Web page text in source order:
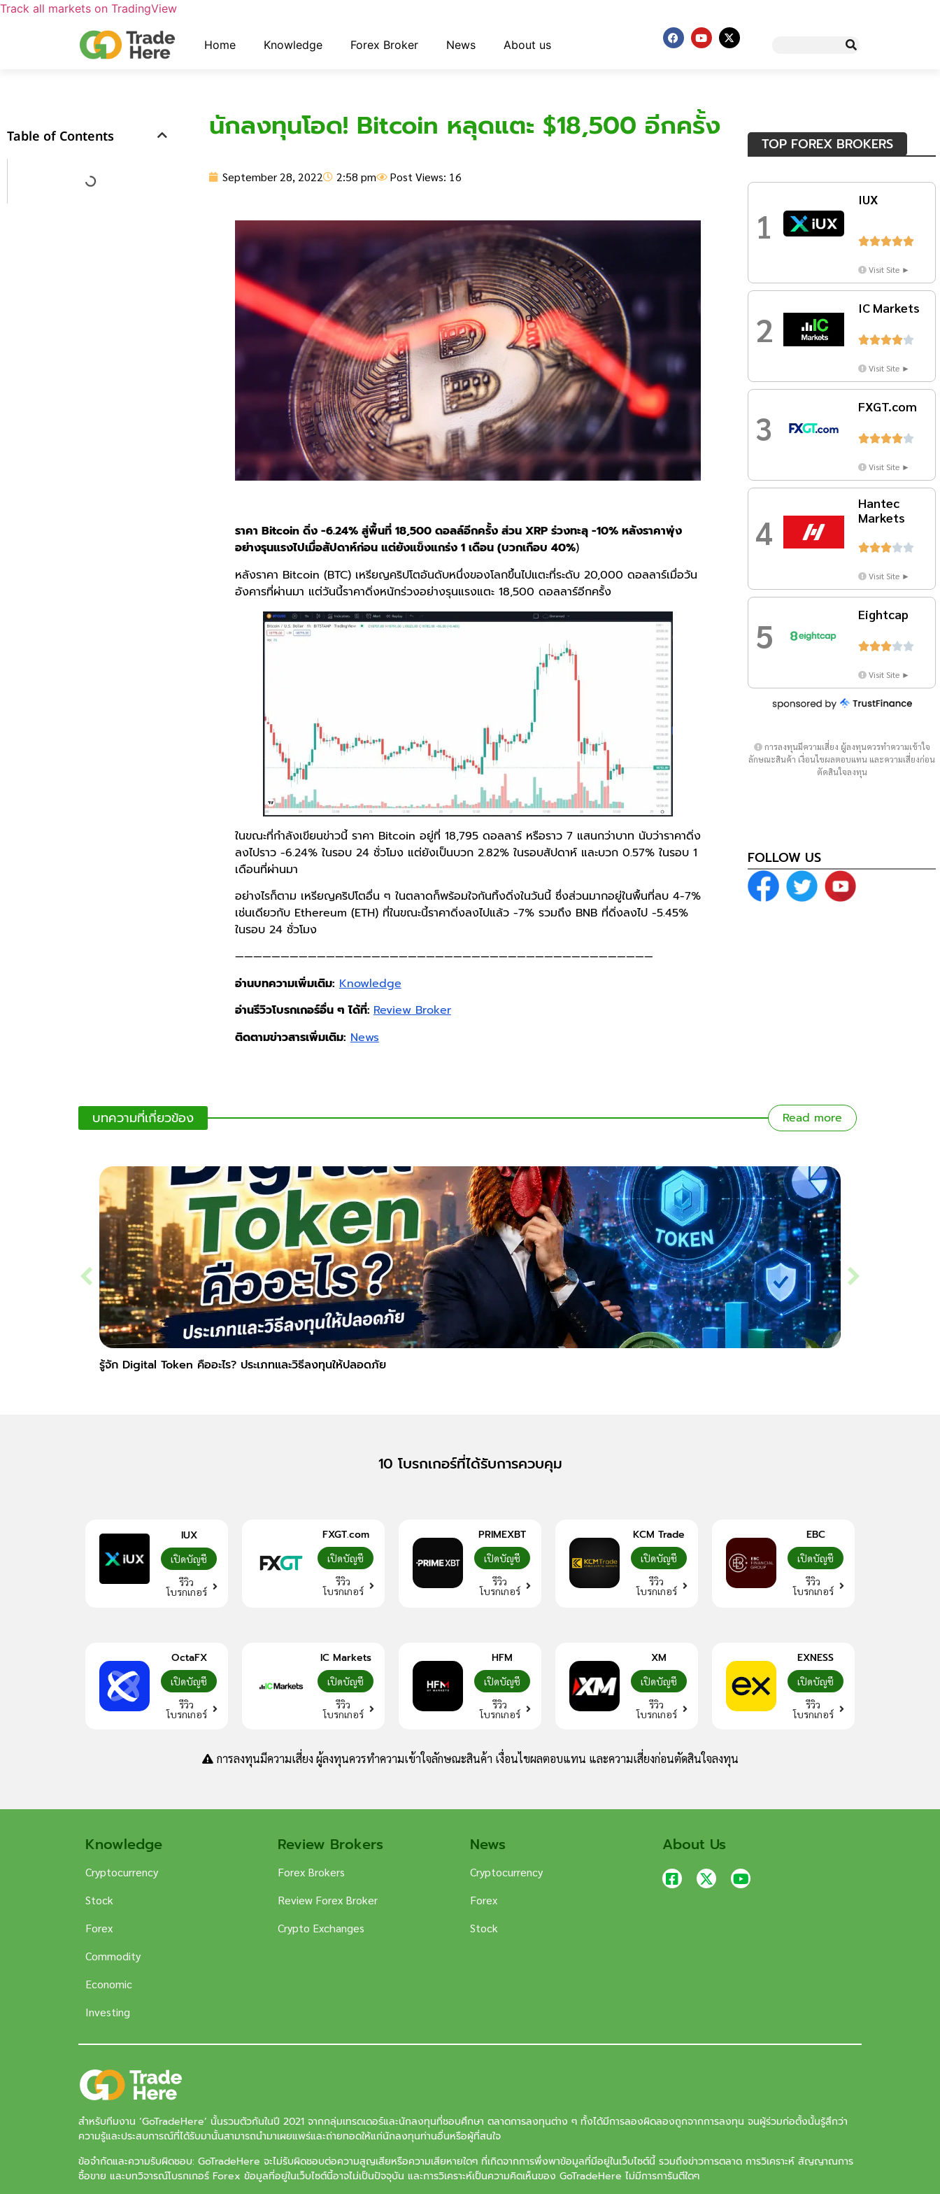
Track all markets on TradingView
Home Knowledge Forex Broker News About us
Table of Contents นักลงทุนโอด! Bitcoin หลุดแตะ $18,500 อีกครั้ง
September 28, 2022 2:58 pm Post Views: 16
ราคา Bitcoin ดิ่ง -6.24% สู่พื้นที่ 18,500 ดอลล์อีกครั้ง ส่วน XRP ร่วงทะลุ -10% หลังราคาพุ่ง
อย่างรุนแรงไปเมื่อสัปดาห์ก่อน แต่ยังแข็งแกร่ง 1 เดือน (บวกเกือบ 40%)
หลังราคา Bitcoin (BTC) เหรียญคริปโตอันดับหนึ่งของโลกขึ้นไปแตะที่ระดับ 20,000 ดอลลาร์เมื่อวัน
อังคารที่ผ่านมา แต่วันนี้ราคาดิ่งหนักร่วงอย่างรุนแรงแตะ 18,500 ดอลลาร์อีกครั้ง
ในขณะที่กำลังเขียนข่าวนี้ ราคา Bitcoin อยู่ที่ 18,795 ดอลลาร์ หรือราว 7 แสนกว่าบาท นับว่าราคาดิ่ง
ลงไปราว -6.24% ในรอบ 24 ชั่วโมง แต่ยังเป็นบวก 2.82% ในรอบสัปดาห์ และบวก 0.57% ในรอบ 1
เดือนที่ผ่านมา
อย่างไรก็ตาม เหรียญคริปโตอื่น ๆ ในตลาดก็พร้อมใจกันทิ้งดิ่งในวันนี้ ซึ่งส่วนมากอยู่ในพื้นที่ลบ 4-7%
เช่นเดียวกับ Ethereum (ETH) ที่ในขณะนี้ราคาดิ่งลงไปแล้ว -7% รวมถึง BNB ที่ดิ่งลงไป -5.45%
ในรอบ 24 ชั่วโมง
——————————————————————————————————————————————
อ่านบทความเพิ่มเติม: Knowledge
อ่านรีวิวโบรกเกอร์อื่น ๆ ได้ที่:Review Broker
ติดตามข่าวสารเพิ่มเติม: News
TOP FOREX BROKERS
1
IUX

Visit Site ►
2
IC Markets

Visit Site ►
3
FXGT.com

Visit Site ►
4
Hantec
Markets

Visit Site ►
5
Eightcap

Visit Site ►
การลงทุนมีความเสี่ยง ผู้ลงทุนควรทำความเข้าใจ
ลักษณะสินค้า เงื่อนไขผลตอบแทน และความเสี่ยงก่อน
ตัดสินใจลงทุน
FOLLOW US
บทความที่เกี่ยวข้อง Read more
รู้จัก Digital Token คืออะไร? ประเภทและวิธีลงทุนให้ปลอดภัย
10 โบรกเกอร์ที่ได้รับการควบคุม
IUX
เปิดบัญชี
รีวิว
โบรกเกอร์
FXGT.com
เปิดบัญชี
รีวิว
โบรกเกอร์
PRIMEXBT
เปิดบัญชี
รีวิว
โบรกเกอร์
KCM Trade
เปิดบัญชี
รีวิว
โบรกเกอร์
EBC
เปิดบัญชี
รีวิว
โบรกเกอร์
OctaFX
เปิดบัญชี
รีวิว
โบรกเกอร์
IC Markets
เปิดบัญชี
รีวิว
โบรกเกอร์
HFM
เปิดบัญชี
รีวิว
โบรกเกอร์
XM
เปิดบัญชี
รีวิว
โบรกเกอร์
EXNESS
เปิดบัญชี
รีวิว
โบรกเกอร์
การลงทุนมีความเสี่ยง ผู้ลงทุนควรทำความเข้าใจลักษณะสินค้า เงื่อนไขผลตอบแทน และความเสี่ยงก่อนตัดสินใจลงทุน
Knowledge
Cryptocurrency
Stock
Forex
Commodity
Economic
Investing
Review Brokers
Forex Brokers
Review Forex Broker
Crypto Exchanges
News
Cryptocurrency
Forex
Stock
About Us
สำหรับทีมงาน ‘GoTradeHere’ นั้นรวมตัวกันในปี 2021 จากกลุ่มเทรดเดอร์และนักลงทุนที่ชอบศึกษา ตลาดการลงทุนต่าง ๆ ทั้งได้มีการลองผิดลองถูกจากการลงทุน จนผู้ร่วมก่อตั้งนั้นรู้สึกว่า
ความรู้และประสบการณ์ที่ได้รับมานั้นสามารถนำมาเผยแพร่และถ่ายทอดให้แก่นักลงทุนท่านอื่นหรือผู้ที่สนใจ
ข้อจำกัดและความรับผิดชอบ: GoTradeHere จะไม่รับผิดชอบต่อความสูญเสียหรือความเสียหายใดๆ ที่เกิดจากการพึ่งพาข้อมูลที่มีอยู่ในเว็บไซต์นี้ รวมถึงข่าวการตลาด การวิเคราะห์ สัญญาณการ
ซื้อขาย และบทวิจารณ์โบรกเกอร์ Forex ข้อมูลที่อยู่ในเว็บไซต์นี้อาจไม่เป็นปัจจุบัน และการวิเคราะห์เป็นความคิดเห็นของ GoTradeHere ไม่มีการการันตีใดๆ